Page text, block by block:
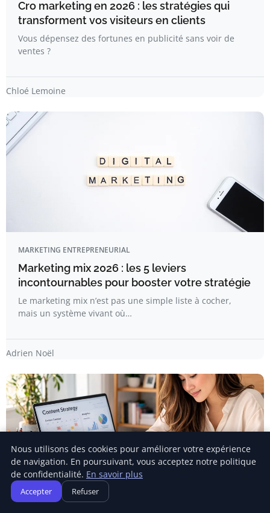
Cro marketing en 2026 : les stratégies qui
transforment vos visiteurs en clients
Vous dépensez des fortunes en publicité sans voir de
ventes ?
Chloé Lemoine
MARKETING ENTREPRENEURIAL
Marketing mix 2026 : les 5 leviers
incontournables pour booster votre stratégie
Le marketing mix n’est pas une simple liste à cocher,
mais un système vivant où…
Adrien Noël
Nous utilisons des cookies pour améliorer votre expérience
de navigation. En poursuivant, vous acceptez notre politique
de confidentialité. En savoir plus
Accepter Refuser